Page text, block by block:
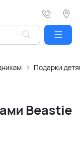
Подарки
Beastie